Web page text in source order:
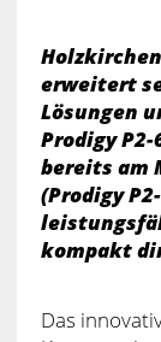
erweitert
Lösungen
Prodigy P2-
bereits am
(Prodigy
kompakt
Das